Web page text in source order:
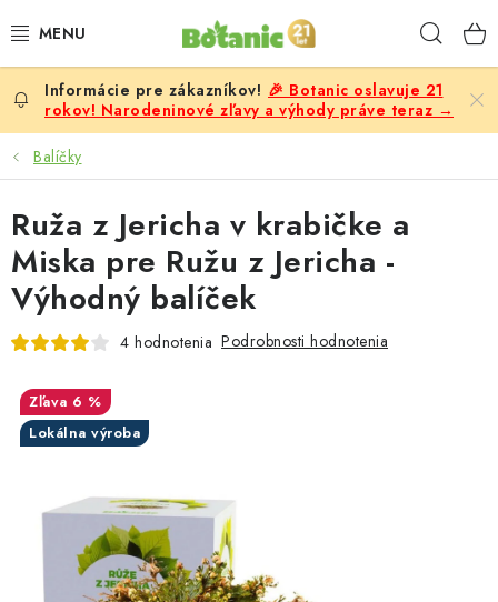
na
PREMIUM
DOPLNKY STRAVY
CIELE
POTRAVINY A NÁPOJE
ZLOŽKY
ŽENY
OSTATNÉ
🎉 Botanic oslavuje 21
rokov! Narodeninové zľavy a výhody práve teraz →
Balíčky
Ruža z Jericha v krabičke a
Miska pre Ružu z Jericha -
Výhodný balíček
4 hodnotenia Podrobnosti hodnotenia
6 %
Lokálna výroba